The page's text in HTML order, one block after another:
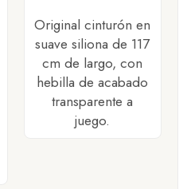
Original cinturón en
suave siliona de 117
cm de largo, con
hebilla de acabado
transparente a
juego.